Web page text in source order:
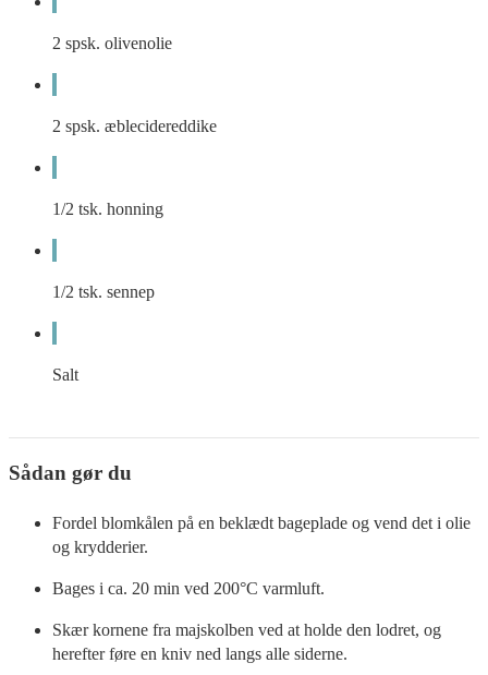
2 spsk. olivenolie
2 spsk. æblecidereddike
1/2 tsk. honning
1/2 tsk. sennep
Salt
Sådan gør du
Fordel blomkålen på en beklædt bageplade og vend det i olie
og krydderier.
Bages i ca. 20 min ved 200°C varmluft.
Skær kornene fra majskolben ved at holde den lodret, og
herefter føre en kniv ned langs alle siderne.